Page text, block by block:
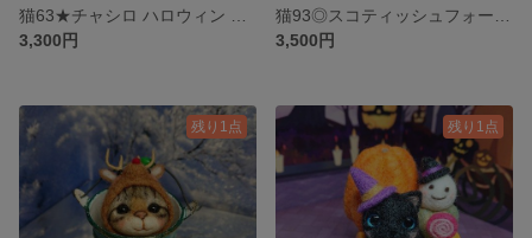
3,300円
3,500円
残り1点 残り1点